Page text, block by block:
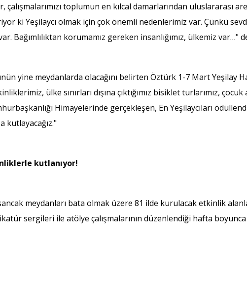
toplumun en kılcal damarlarından uluslararası
ki Yeşilaycı olmak için çok önemli nedenlerimiz var. Çünkü
Bağımlılıktan korumamız gereken insanlığımız, ülkemiz var…"
yine meydanlarda olacağını belirten Öztürk 1-7 Mart Yeşilay
ülke sınırları dışına çıktığımız bisiklet turlarımız,
Himayelerinde gerçekleşen, En Yeşilaycıları
kutlayacağız."
kutlanıyor!
meydanları bata olmak üzere 81 ilde kurulacak etkinlik
sergileri ile atölye çalışmalarının düzenlendiği hafta